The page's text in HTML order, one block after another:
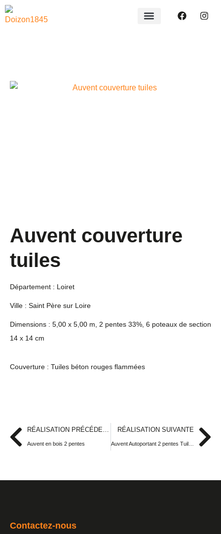
Auvent couverture
tuiles
Département : Loiret
Ville : Saint Père sur Loire
Dimensions : 5,00 x 5,00 m, 2 pentes 33%, 6 poteaux de section
14 x 14 cm
Couverture : Tuiles béton rouges flammées
RÉALISATION PRÉCÉDENTE
Auvent en bois 2 pentes
RÉALISATION SUIVANTE
Auvent Autoportant 2 pentes Tuiles sur Châtillon Coligny 45230
Contactez-nous